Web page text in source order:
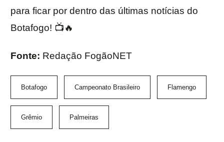
para ficar por dentro das últimas notícias do
Botafogo! 📺🔥
Fonte: Redação FogãoNET
Botafogo Campeonato Brasileiro Flamengo
Grêmio Palmeiras